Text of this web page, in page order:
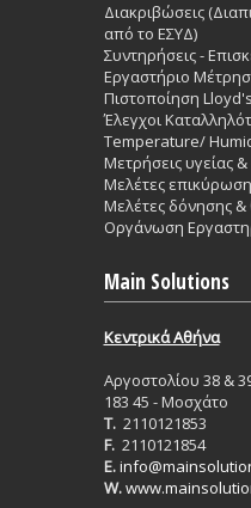
Διακριβώσεις
από το ΕΣΥΔ)
Συντηρήσεις -
Εργαστήριο
Πιστοποίηση
Έλεγχοι
Temperature/
Μετρήσεις υγείας
Μελέτες
Μελέτες δόνησης
Οργάνωση
Main Solutions
Κεντρικά Aθήνα
Aργοστολίου 38 &
183 45 - Μοσχάτο
T.2110121853
F.2110121854
E.
W.